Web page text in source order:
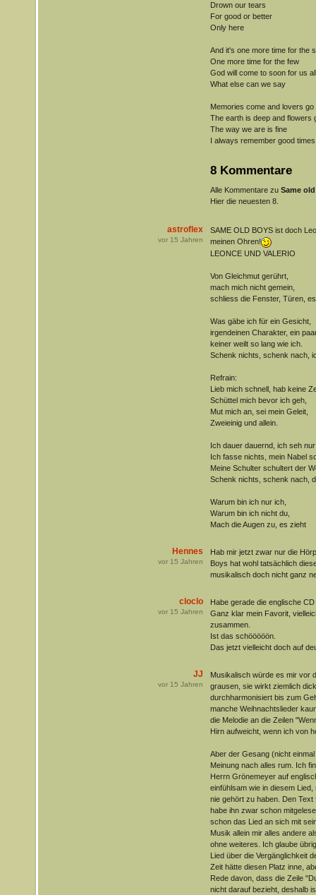
Drown our tears
For good or better
Only here
And it's one more time for the
One more time for the few
God will come to soon for us all
What else can we say
Memories come and lovers go
The earth is deep and flowers
The way we are is fine
I always remember good times
8 Kommentare
Alle Kommentare zu Same
Hier die neuesten 8.
astroflex
vor 15 Jahren
SAME OLD BOYS ist doch
meinen Ohren!
LEONCE UND VALERIO
Von Gleichmut gerührt,
mach mich nicht gemein,
schliess die Fenster, Türen,
Was gäbe ich für ein Gesicht,
irgendeinen Charakter, ein
keiner weilt so lang wie ich.
Schenk nichts, schenk nach,
Refrain:
Lieb mich schnell, hab keine
Schüttel mich bevor ich geh,
Mut mich an, sei mein Geleit,
Zweieinig und allein.
Ich dauer dauernd, ich seh
Ich fasse nichts, mein Nabel
Meine Schulter schultert der
Schenk nichts, schenk nach,
Warum bin ich nur ich,
Warum bin ich nicht du,
Mach die Augen zu, es zieht
Hennes
vor 15 Jahren
Hab mir jetzt zwar nur die
Boys hat wohl tatsächlich
musikalisch doch nicht ganz
cloclo
vor 15 Jahren
Habe gerade die englische
Ganz klar mein Favorit,
zusammen.
Ist das schööööön.
Das jetzt vielleicht doch auf
JJ
vor 15 Jahren
Musikalisch würde es mir vor
grausen, sie wirkt ziemlich
durchharmonisiert bis zum
manche Weihnachtslieder
die Melodie an die Zeilen
Hirn aufweicht, wenn ich von
Aber der Gesang (nicht
Meinung nach alles rum. Ich
Herrn Grönemeyer auf
einfühlsam wie in diesem
nie gehört zu haben. Den
habe ihn zwar schon
schon das Lied an sich mit
Musik allein mir alles andere
ohne weiteres. Ich glaube
Lied über die Vergänglichkeit
Zeit hätte diesen Platz inne,
Rede davon, dass die Zeile
nicht darauf bezieht, deshalb